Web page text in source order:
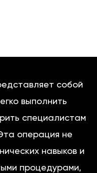
собой
выполнить
специалистам
операция не
навыков и
процедурами,